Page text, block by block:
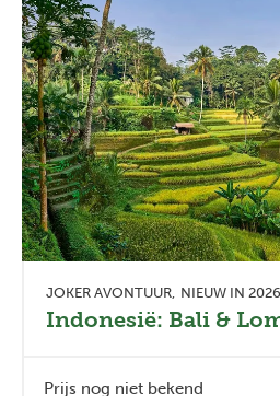
JOKER AVONTUUR NIEUW IN 2026
Indonesië: Bali &
Prijs nog niet bekend